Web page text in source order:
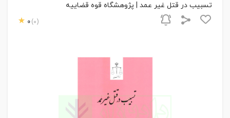
تسبیب در قتل غیر عمد | پژوهشگاه قوه قضاییه
0 (0)